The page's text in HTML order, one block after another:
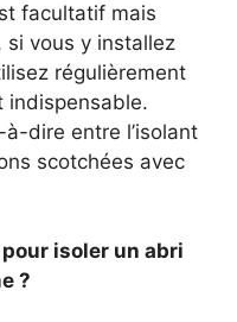
facultatif mais
si vous y installez
régulièrement
indispensable.
dire entre l’isolant
scotchées avec
isoler un abri
?